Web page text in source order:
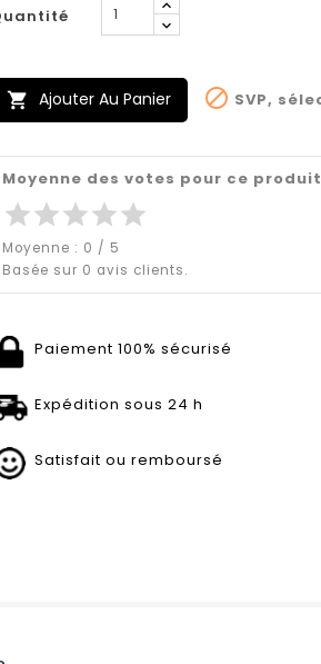
 Ajouter Au Panier  SVP,
Moyenne des votes pour ce produit
starstarstarstarstar
Moyenne : 0 / 5
Basée sur 0 avis clients.
Paiement 100% sécurisé
Expédition sous 24 h
Satisfait ou remboursé